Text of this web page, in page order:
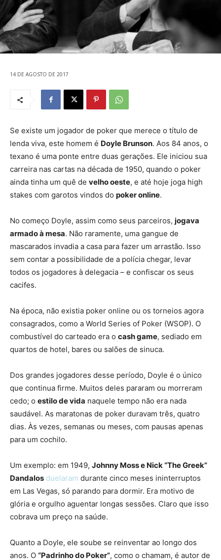
14 DE AGOSTO DE 2017
Se existe um jogador de poker que merece o título de
lenda viva, este homem é Doyle Brunson. Aos 84 anos, o
texano é uma ponte entre duas gerações. Ele iniciou sua
carreira nas cartas na década de 1950, quando o poker
ainda tinha um quê de velho oeste, e até hoje joga high
stakes com garotos vindos do poker online.
No começo Doyle, assim como seus parceiros, jogava
armado à mesa. Não raramente, uma gangue de
mascarados invadia a casa para fazer um arrastão. Isso
sem contar a possibilidade de a polícia chegar, levar
todos os jogadores à delegacia – e confiscar os seus
cacifes.
Na época, não existia poker online ou os torneios agora
consagrados, como a World Series of Poker (WSOP). O
combustível do carteado era o cash game, sediado em
quartos de hotel, bares ou salões de sinuca.
Dos grandes jogadores desse período, Doyle é o único
que continua firme. Muitos deles pararam ou morreram
cedo; o estilo de vida naquele tempo não era nada
saudável. As maratonas de poker duravam três, quatro
dias. Às vezes, semanas ou meses, com pausas apenas
para um cochilo.
Um exemplo: em 1949, Johnny Moss e Nick “The Greek”
Dandalos duelaram durante cinco meses ininterruptos
em Las Vegas, só parando para dormir. Era motivo de
glória e orgulho aguentar longas sessões. Claro que isso
cobrava um preço na saúde.
Quanto a Doyle, ele soube se reinventar ao longo dos
anos. O “Padrinho do Poker”, como o chamam, é autor de